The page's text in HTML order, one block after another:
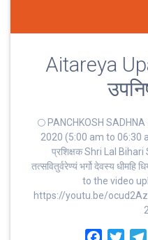
Aitareya
🌕 PANCHKOSH
2020 (5:00 am to 06:30
प्रशिक्षक Shri Lal Bihari
तत्‍सवितुर्वरेण्‍यं भर्गो देवस्य
to the video
https://youtu.be/